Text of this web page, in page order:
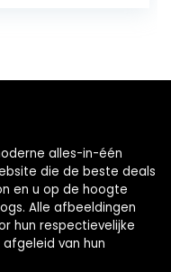
alles-in-één
die de beste deals
en u op de hoogte
Alle afbeeldingen
hun respectievelijke
van hun